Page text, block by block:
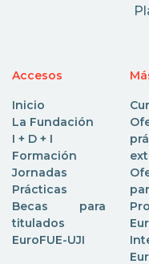
Accesos
Inicio
La Fundación
I + D + I
Formación
Jornadas
Prácticas
Becas para
titulados
EuroFUE-UJI